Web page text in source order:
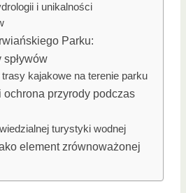
i unikalności
Parku:
trasy kajakowe na terenie parku
przyrody podczas
turystyki wodnej
element zrównoważonej